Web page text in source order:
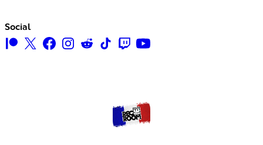
Social